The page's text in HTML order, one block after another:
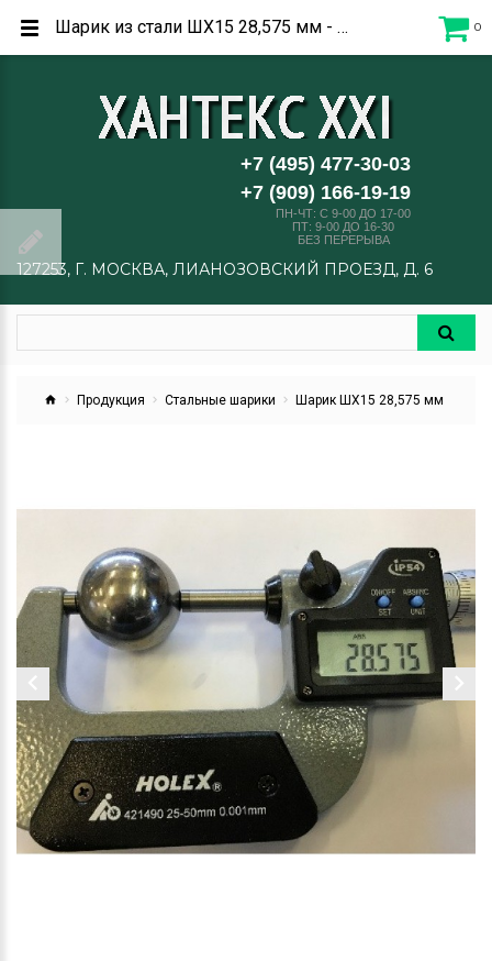
+7 (495) 477-30-03
+7 (909) 166-19-19
ПН-ЧТ: C 9-00 ДО 17-00
ПТ: 9-00 ДО 16-30
БЕЗ ПЕРЕРЫВА
127253, Г. МОСКВА, ЛИАНОЗОВСКИЙ ПРОЕЗД, Д. 6
0
Продукция Стальные шарики Шарик ШХ15 28,575 мм
Шарик из стали ШХ15 28,575 мм - купить в Москве по низким ценам от производителя